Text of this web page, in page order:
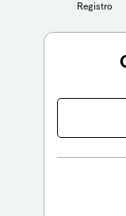
Registro